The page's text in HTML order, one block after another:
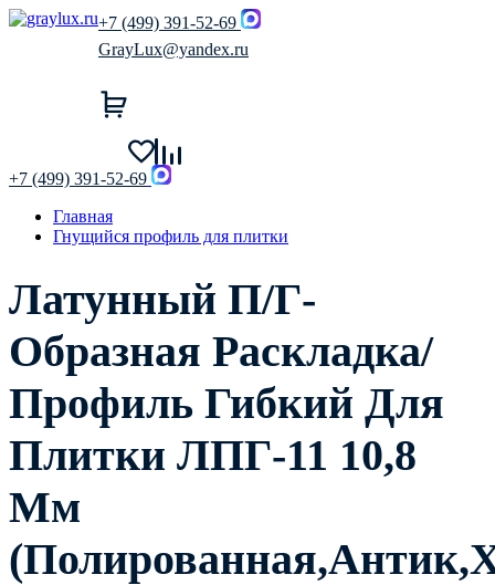
+7 (499) 391-52-69
GrayLux@yandex.ru
+7 (499) 391-52-69
Главная
Гнущийся профиль для плитки
Латунный П/Г-
Образная Раскладка/
Профиль Гибкий Для
Плитки ЛПГ-11 10,8
Мм